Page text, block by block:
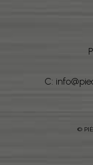
C:
©